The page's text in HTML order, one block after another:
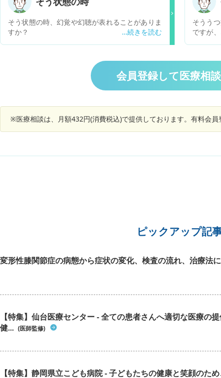
そう状態の時、幻覚や幻聴が表れることがありま
すか？
そうう
ですが
ン、セ
るから
会員登録して医療相
※医療相談は、月額432円(消費税込)で提供しております。有料会
ピックアップ記
変形性膝関節症の病態から症状の変化、検査の流れ、治療法
【特集】仙台医療センター - 全ての患者さんへ適切な医療の
健... (医師監修)
【特集】静岡県立こども病院 - 子どもたちの健康と笑顔のた